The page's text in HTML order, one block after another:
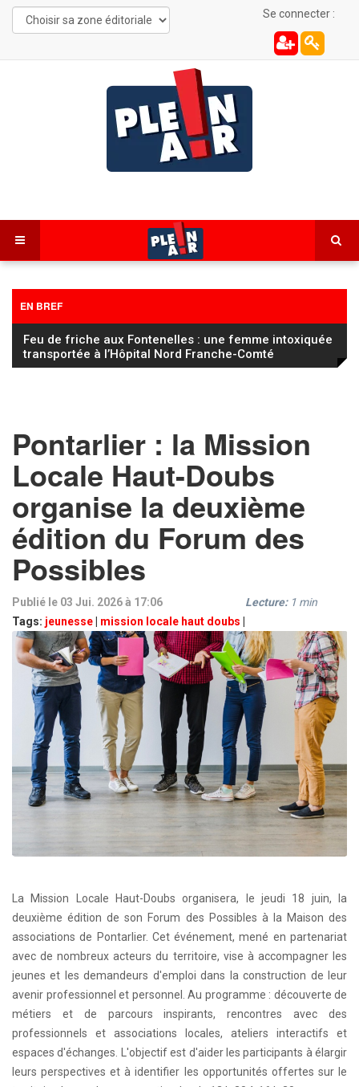
Se connecter :
EN BREF
Pontarlier : la Mission
Locale Haut-Doubs
organise la deuxième
édition du Forum des
Possibles
Publié le 03 Jui. 2026 à 17:06
Tags: jeunesse mission locale haut doubs
Lecture: 1 min
La Mission Locale Haut-Doubs organisera, le jeudi 18 juin, la
deuxième édition de son Forum des Possibles à la Maison des
associations de Pontarlier. Cet événement, mené en partenariat
avec de nombreux acteurs du territoire, vise à accompagner les
jeunes et les demandeurs d'emploi dans la construction de leur
avenir professionnel et personnel. Au programme : découverte de
métiers et de parcours inspirants, rencontres avec des
professionnels et associations locales, ateliers interactifs et
espaces d'échanges. L'objectif est d'aider les participants à élargir
leurs perspectives et à identifier les opportunités offertes sur le